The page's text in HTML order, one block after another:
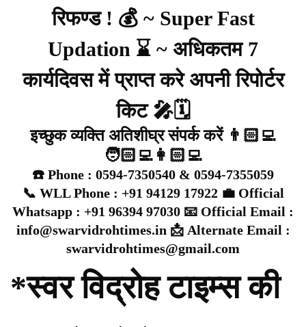
रिफण्ड ! 💰 ~ Super Fast
Updation ⌛ ~ अधिकतम 7
कार्यदिवस में प्राप्त करे अपनी रिपोर्टर
किट 🎤🗓️
इच्छुक व्यक्ति अतिशीघ्र संपर्क करें 👨🏻‍💻
🧑🏻‍💻👩🏻‍💻
☎️ Phone : 0594-7350540 & 0594-7355059
📞 WLL Phone : +91 94129 17922 💼 Official
Whatsapp : +91 96394 97030 📧 Official Email :
info@swarvidrohtimes.in 📩 Alternate Email :
swarvidrohtimes@gmail.com
*स्वर विद्रोह टाइम्स की